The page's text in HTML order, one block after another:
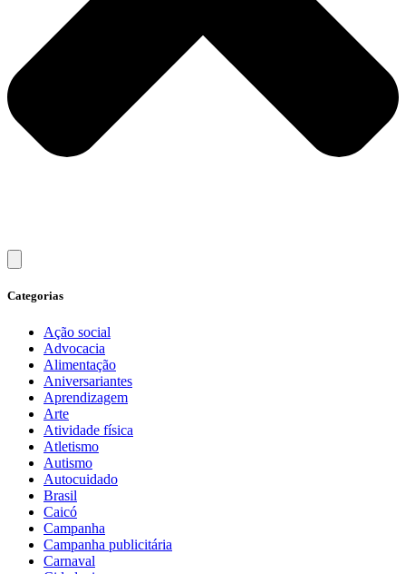
Categorias
Ação social
Advocacia
Alimentação
Aniversariantes
Aprendizagem
Arte
Atividade física
Atletismo
Autismo
Autocuidado
Brasil
Caicó
Campanha
Campanha publicitária
Carnaval